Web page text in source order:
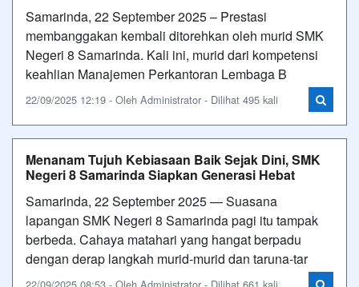
Samarinda, 22 September 2025 – Prestasi
membanggakan kembali ditorehkan oleh murid SMK
Negeri 8 Samarinda. Kali ini, murid dari kompetensi
keahlian Manajemen Perkantoran Lembaga B
22/09/2025 12:19 - Oleh Administrator - Dilihat 495 kali
Menanam Tujuh Kebiasaan Baik Sejak Dini, SMK
Negeri 8 Samarinda Siapkan Generasi Hebat
Samarinda, 22 September 2025 — Suasana
lapangan SMK Negeri 8 Samarinda pagi itu tampak
berbeda. Cahaya matahari yang hangat berpadu
dengan derap langkah murid-murid dan taruna-tar